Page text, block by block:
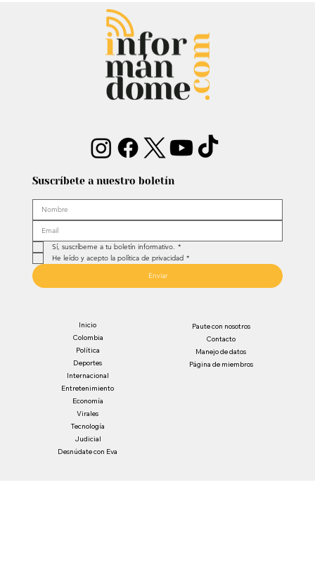
Audiencia de Maduro en Estados
Unidos: Debate por fondos para su
defensa marca el proceso
Suscríbete a nuestro boletín
Sí, suscríbeme a tu boletín informativo. *
He leído y acepto la política de privacidad *
Enviar
Inicio
Colombia
Política
Deportes
Internacional
Entretenimiento
Economía
Virales
Tecnología
Judicial
Desnúdate con Eva
Paute con nosotros
Contacto
Manejo de datos
Página de miembros